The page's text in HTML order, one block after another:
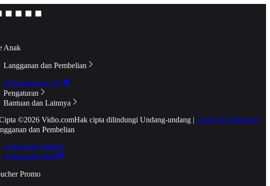
Anak
Langganan dan Pembelian
Hubungkan ke TV
Pengaturan
Bantuan dan Lainnya
©2026 Vidio.comHak cipta dilindungi Undang-undang | Syarat & Ketentuan
dan Pembelian
Langganan Premier
Langganan Aktif
Promo